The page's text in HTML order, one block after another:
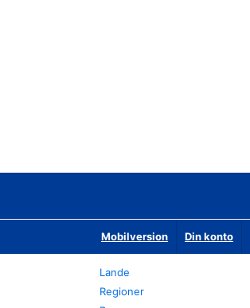
Mobilversion Din konto
Lande
Regioner